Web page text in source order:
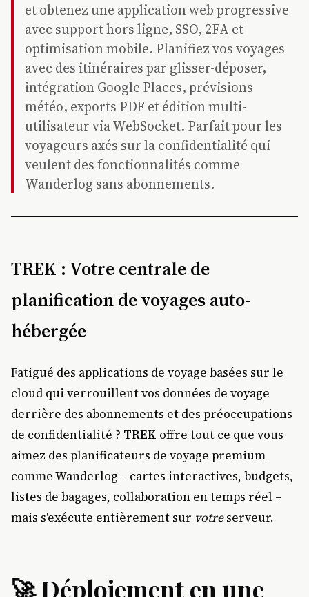
et obtenez une application web progressive
avec support hors ligne, SSO, 2FA et
optimisation mobile. Planifiez vos voyages
avec des itinéraires par glisser-déposer,
intégration Google Places, prévisions
météo, exports PDF et édition multi-
utilisateur via WebSocket. Parfait pour les
voyageurs axés sur la confidentialité qui
veulent des fonctionnalités comme
Wanderlog sans abonnements.
TREK : Votre centrale de
planification de voyages auto-
hébergée
Fatigué des applications de voyage basées sur le
cloud qui verrouillent vos données de voyage
derrière des abonnements et des préoccupations
de confidentialité ? TREK offre tout ce que vous
aimez des planificateurs de voyage premium
comme Wanderlog – cartes interactives, budgets,
listes de bagages, collaboration en temps réel –
mais s'exécute entièrement sur votreserveur.
🚀 Déploiement en une